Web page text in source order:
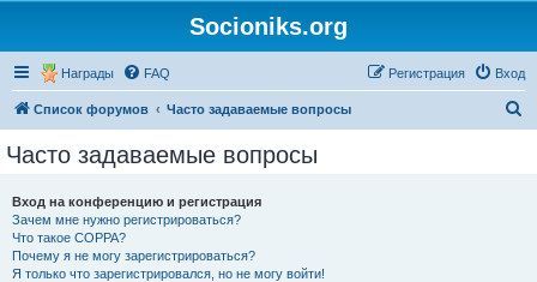
Socioniks.org
Награды FAQ Вход
Регистрация
Список форумов Часто задаваемые вопросы
Часто задаваемые вопросы
Вход на конференцию и регистрация
Зачем мне нужно регистрироваться?
Что такое COPPA?
Почему я не могу зарегистрироваться?
Я только что зарегистрировался, но не могу войти!